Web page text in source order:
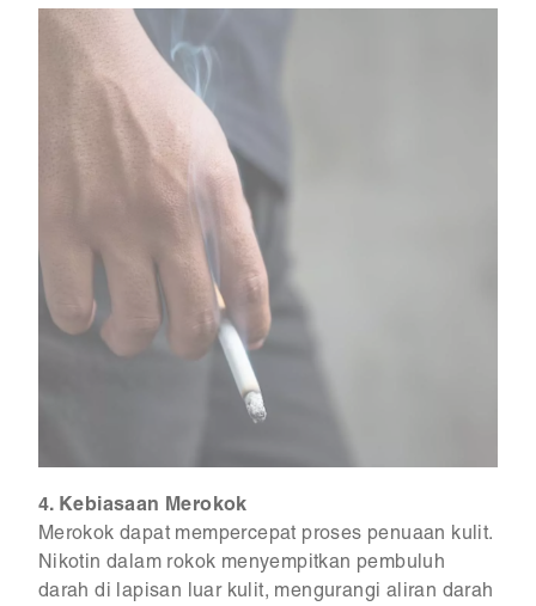
4. Kebiasaan Merokok
Merokok dapat mempercepat proses penuaan kulit.
Nikotin dalam rokok menyempitkan pembuluh
darah di lapisan luar kulit, mengurangi aliran darah